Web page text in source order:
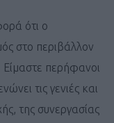
ότι ο
στο περιβάλλον
περήφανοι
τις γενιές και
της συνεργασίας